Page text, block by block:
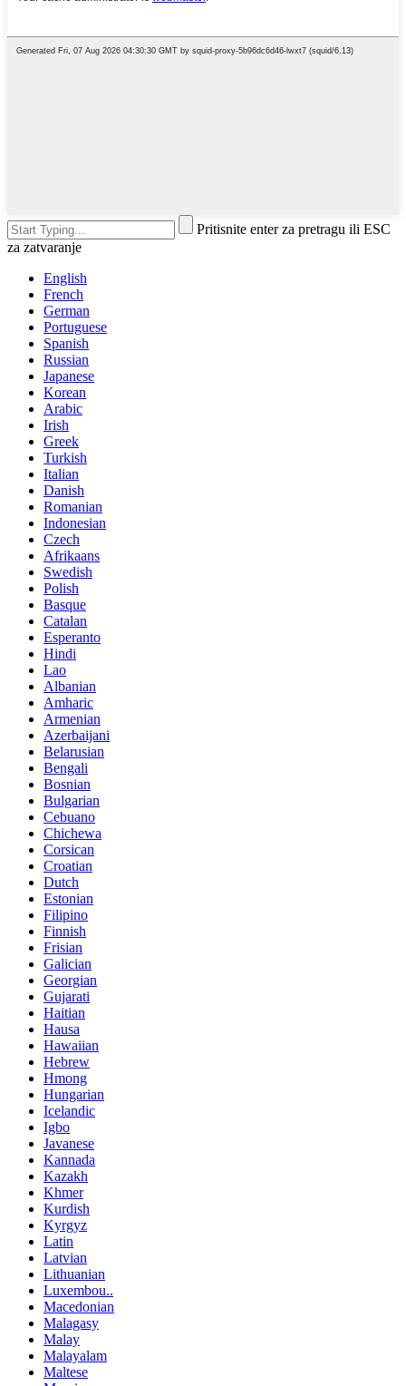
Pritisnite enter za pretragu ili ESC
za zatvaranje
English
French
German
Portuguese
Spanish
Russian
Japanese
Korean
Arabic
Irish
Greek
Turkish
Italian
Danish
Romanian
Indonesian
Czech
Afrikaans
Swedish
Polish
Basque
Catalan
Esperanto
Hindi
Lao
Albanian
Amharic
Armenian
Azerbaijani
Belarusian
Bengali
Bosnian
Bulgarian
Cebuano
Chichewa
Corsican
Croatian
Dutch
Estonian
Filipino
Finnish
Frisian
Galician
Georgian
Gujarati
Haitian
Hausa
Hawaiian
Hebrew
Hmong
Hungarian
Icelandic
Igbo
Javanese
Kannada
Kazakh
Khmer
Kurdish
Kyrgyz
Latin
Latvian
Lithuanian
Luxembou..
Macedonian
Malagasy
Malay
Malayalam
Maltese